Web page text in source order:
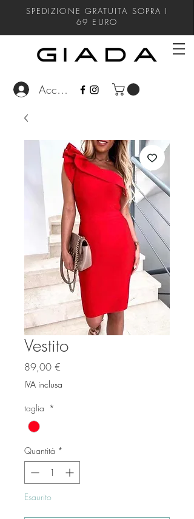
SPEDIZIONE GRATUITA SOPRA I
69 EURO
Accedi
Vestito
89,00 €
IVA inclusa
taglia *
Quantità *
Esaurito